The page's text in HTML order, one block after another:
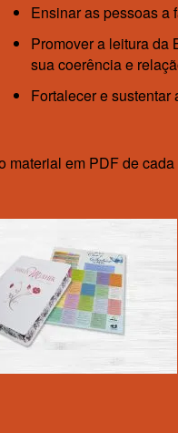
Ensinar as pessoas a
Promover a leitura da
sua coerência e
Fortalecer e
em PDF de